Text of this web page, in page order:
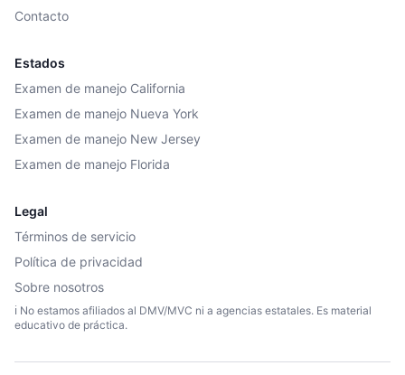
Contacto
Estados
Examen de manejo California
Examen de manejo Nueva York
Examen de manejo New Jersey
Examen de manejo Florida
Legal
Términos de servicio
Política de privacidad
Sobre nosotros
ℹ️ No estamos afiliados al DMV/MVC ni a agencias estatales. Es material
educativo de práctica.